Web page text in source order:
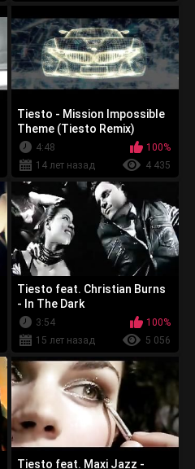
Tiesto - Mission Impossible
Theme (Tiesto Remix)
4:48
100%
14 лет назад
4 435
Tiеsto feat. Christian Burns
- In The Dark
3:54
100%
15 лет назад
5 056
Tiesto feat. Maxi Jazz -